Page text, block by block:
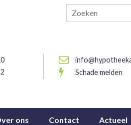
Schade melden
ons Contact Actueel